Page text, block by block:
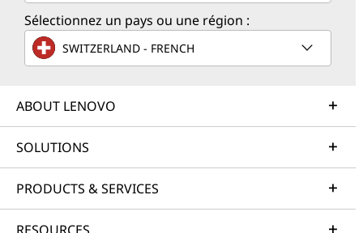
Sélectionnez un pays ou une région :
SWITZERLAND - FRENCH
ABOUT LENOVO
SOLUTIONS
PRODUCTS & SERVICES